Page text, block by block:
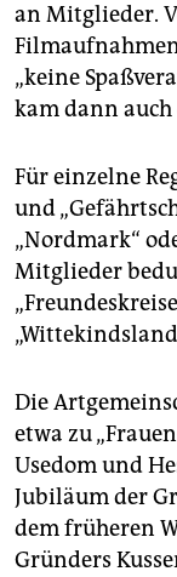
an Mitglieder.
„keine
kam dann auch
Für einzelne
und
„Nordmark“
Mitglieder
Die
etwa zu
Usedom und
Jubiläum der
dem früheren
Gründers